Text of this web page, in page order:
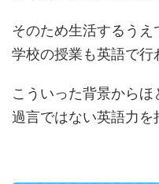
そのため生活するうえ
学校の授業も英語で行
こういった背景から
過言ではない英語力を